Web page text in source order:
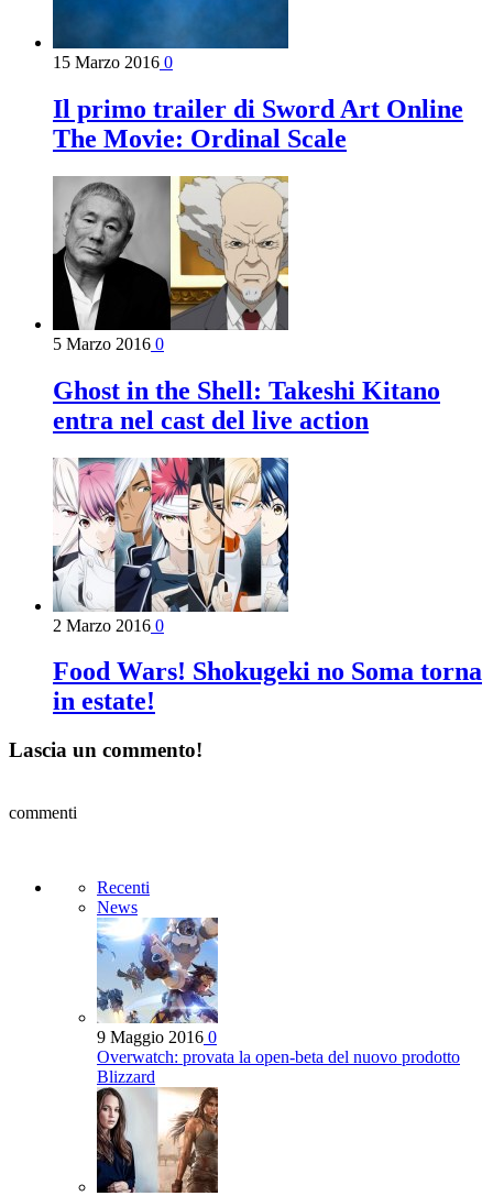
15 Marzo 2016 0
Il primo trailer di Sword Art Online
The Movie: Ordinal Scale
5 Marzo 2016 0
Ghost in the Shell: Takeshi Kitano
entra nel cast del live action
2 Marzo 2016 0
Food Wars! Shokugeki no Soma torna
in estate!
Lascia un commento!
commenti
Recenti
News
9 Maggio 2016 0
Overwatch: provata la open-beta del nuovo prodotto
Blizzard